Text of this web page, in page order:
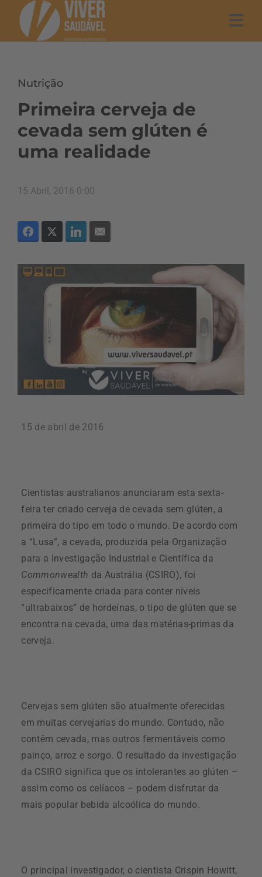
Nutrição
Primeira cerveja de
cevada sem glúten é
uma realidade
15 Abril, 2016 0:00
15 de abril de 2016
Cientistas australianos anunciaram esta sexta-
feira ter criado cerveja de cevada sem glúten, a
primeira do tipo em todo o mundo. De acordo com
a “Lusa”, a cevada, produzida pela Organização
para a Investigação Industrial e Científica da
Commonwealth da Austrália (CSIRO), foi
especificamente criada para conter níveis
“ultrabaixos” de hordeínas, o tipo de glúten que se
encontra na cevada, uma das matérias-primas da
cerveja.
Cervejas sem glúten são atualmente oferecidas
em muitas cervejarias do mundo. Contudo, não
contêm cevada, mas outros fermentáveis como
painço, arroz e sorgo. O resultado da investigação
da CSIRO significa que os intolerantes ao glúten –
assim como os celíacos – podem disfrutar da
mais popular bebida alcoólica do mundo.
O principal investigador, o cientista Crispin Howitt,